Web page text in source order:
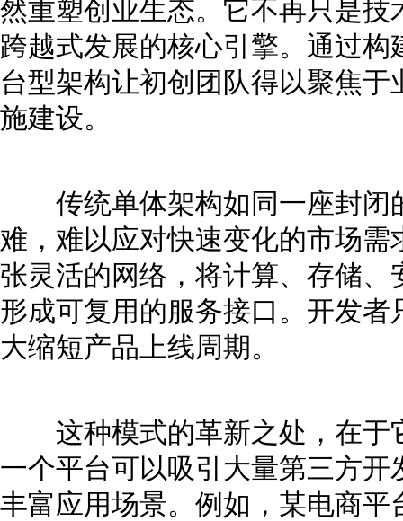
然重塑创业生态。它不再只是
跨越式发展的核心引擎。通过
台型架构让初创团队得以聚焦
施建设。
传统单体架构如同一座封闭
难，难以应对快速变化的市场
张灵活的网络，将计算、存储
形成可复用的服务接口。开发
大缩短产品上线周期。
这种模式的革新之处，在于
一个平台可以吸引大量第三方
丰富应用场景。例如，某电商